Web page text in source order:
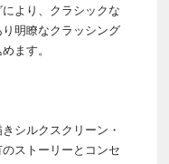
より、クラシックな
明瞭なクラッシング
ます。
シルクスクリーン・
ストーリーとコンセ